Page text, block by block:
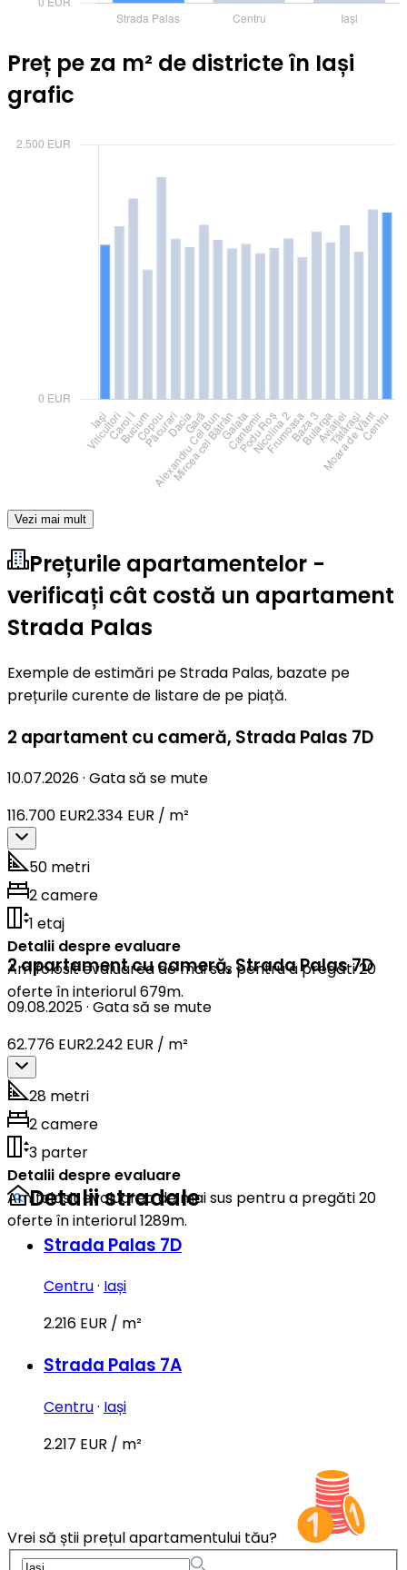
Preț pe za m² de districte în Iași
grafic
Vezi mai mult
Prețurile apartamentelor -
verificați cât costă un apartament
Strada Palas
Exemple de estimări pe Strada Palas, bazate pe
prețurile curente de listare de pe piață.
2 apartament cu cameră, Strada Palas 7D
10.07.2026· Gata să se mute
116.700 EUR2.334 EUR / m²
50 metri
2 camere
1 etaj
Detalii despre evaluare
Am folosit evaluarea de mai sus pentru a pregăti 20
oferte în interiorul 679m.
2 apartament cu cameră,Strada Palas 7D
09.08.2025· Gata să se mute
62.776 EUR2.242 EUR / m²
28 metri
2 camere
3 parter
Detalii despre evaluare
Am folosit evaluarea de mai sus pentru a pregăti 20
oferte în interiorul 1289m.
Detalii stradale
Strada Palas 7D
Centru· Iași
2.216 EUR / m²
Strada Palas 7A
Centru· Iași
2.217 EUR / m²
Vrei să știi prețul apartamentului tău?